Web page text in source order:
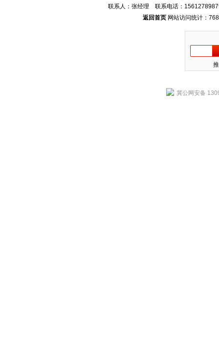
联系人：张经理 联系电话：
返回首页 网站访问统计：
冀公网安备